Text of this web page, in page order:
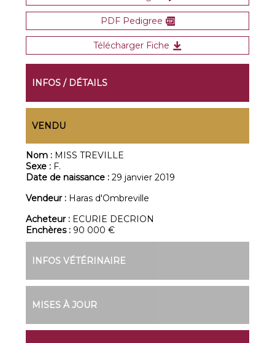
PDF Pedigree
Télécharger Fiche
INFOS / DÉTAILS
VENDU
Nom : MISS TREVILLE
Sexe : F.
Date de naissance :29 janvier 2019
Vendeur : Haras d'Ombreville
Acheteur : ECURIE DECRION
Enchères : 90 000 €
INFOS VÉTÉRINAIRE
MISES À JOUR